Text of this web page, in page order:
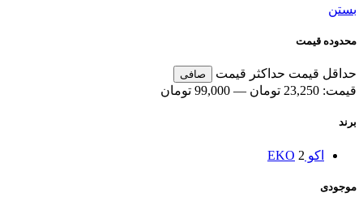
بستن
محدوده قیمت
حداقل قیمت حداكثر قيمت صافی
قيمت: 23,250 تومان — 99,000 تومان
برند
اکو EKO 2
موجودی